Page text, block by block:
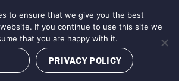
BOOK NOW
BEST OF Destinations
LAKE LOUISE
to ensure that we give you the best
If you continue to use this site we
that you are happy with it.
PRIVACY POLICY